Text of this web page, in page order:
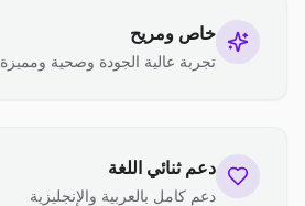
خاص ومريح
تجربة عالية الجودة وصحية ومميزة
دعم ثنائي اللغة
دعم كامل بالعربية والإنجليزية